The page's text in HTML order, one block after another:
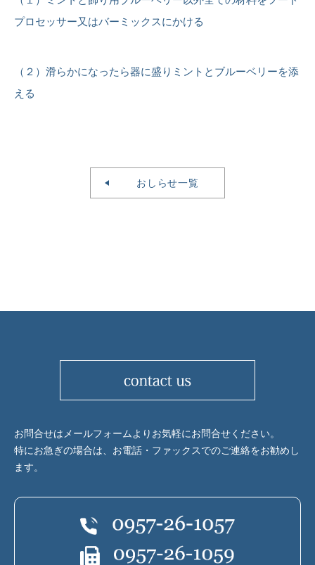
プロセッサー又はバーミックスにかける
（２）滑らかになったら器に盛りミントとブルーベリーを添
える
おしらせ一覧
お問合せはメールフォームよりお気軽にお問合せください。
特にお急ぎの場合は、お電話・ファックスでのご連絡をお勧めし
ます。